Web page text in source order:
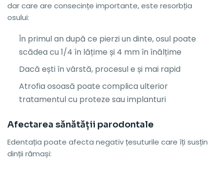
dar care are consecințe importante, este resorbția
osului:
În primul an după ce pierzi un dinte, osul poate
scădea cu 1/4 în lățime și 4 mm în înălțime
Dacă ești în vârstă, procesul e și mai rapid
Atrofia osoasă poate complica ulterior
tratamentul cu proteze sau implanturi
Afectarea sănătății parodontale
Edentația poate afecta negativ țesuturile care îți susțin
dinții rămași: